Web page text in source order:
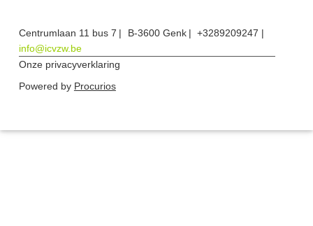
Centrumlaan 11 bus 7 B-3600 Genk
+3289209247
info@icvzw.be
Onze privacyverklaring
Powered by Procurios